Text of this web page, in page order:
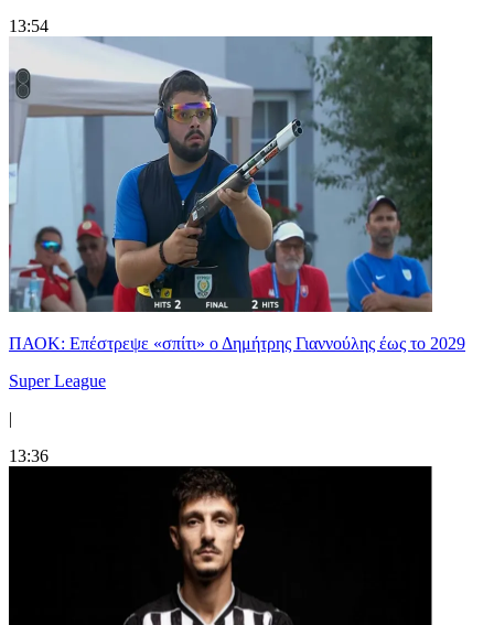
13:54
ΠΑΟΚ: Επέστρεψε «σπίτι» ο Δημήτρης Γιαννούλης έως το 2029
Super League
|
13:36